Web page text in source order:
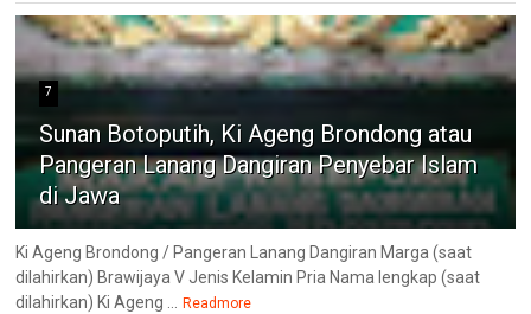
7
Sunan Botoputih, Ki Ageng Brondong atau
Pangeran Lanang Dangiran Penyebar Islam
di Jawa
Ki Ageng Brondong / Pangeran Lanang Dangiran Marga (saat
dilahirkan) Brawijaya V Jenis Kelamin Pria Nama lengkap (saat
dilahirkan) Ki Ageng ... Readmore